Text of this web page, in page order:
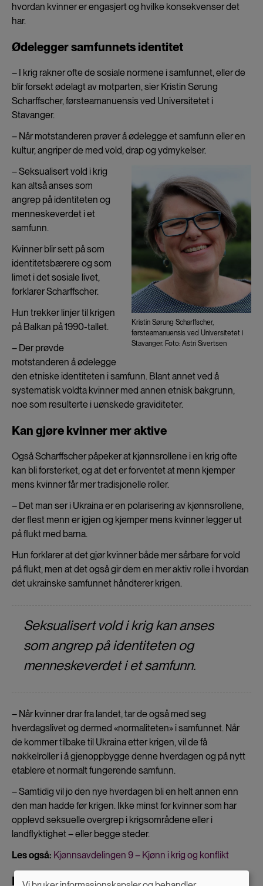
hvordan kvinner er engasjert og hvilke konsekvenser det
har.
Ødelegger samfunnets identitet
– I krig rakner ofte de sosiale normene i samfunnet, eller de
blir forsøkt ødelagt av motparten, sier Kristin Sørung
Scharffscher, førsteamanuensis ved Universitetet i
Stavanger.
– Når motstanderen prøver å ødelegge et samfunn eller en
kultur, angriper de med vold, drap og ydmykelser.
Kristin Sørung Scharffscher,
førsteamanuensis ved Universitetet i
Stavanger. Foto: Astri Sivertsen
– Seksualisert vold i krig
kan altså anses som
angrep på identiteten og
menneskeverdet i et
samfunn.
Kvinner blir sett på som
identitetsbærere og som
limet i det sosiale livet,
forklarer Scharffscher.
Hun trekker linjer til krigen
på Balkan på 1990-tallet.
– Der prøvde
motstanderen å ødelegge
den etniske identiteten i samfunn. Blant annet ved å
systematisk voldta kvinner med annen etnisk bakgrunn,
noe som resulterte i uønskede graviditeter.
Kan gjøre kvinner mer aktive
Også Scharffscher påpeker at kjønnsrollene i en krig ofte
kan bli forsterket, og at det er forventet at menn kjemper
mens kvinner får mer tradisjonelle roller.
– Det man ser i Ukraina er en polarisering av kjønnsrollene,
der flest menn er igjen og kjemper mens kvinner legger ut
på flukt med barna.
Hun forklarer at det gjør kvinner både mer sårbare for vold
på flukt, men at det også gir dem en mer aktiv rolle i hvordan
det ukrainske samfunnet håndterer krigen.
Seksualisert vold i krig kan anses
som angrep på identiteten og
menneskeverdet i et samfunn.
– Når kvinner drar fra landet, tar de også med seg
hverdagslivet og dermed «normaliteten» i samfunnet. Når
de kommer tilbake til Ukraina etter krigen, vil de få
nøkkelroller i å gjenoppbygge denne hverdagen og på nytt
etablere et normalt fungerende samfunn.
– Samtidig vil jo den nye hverdagen bli en helt annen enn
den man hadde før krigen. Ikke minst for kvinner som har
opplevd seksuelle overgrep i krigsområdene eller i
landflyktighet – eller begge steder.
Les også: Kjønnsavdelingen 9 – Kjønn i krig og konflikt
Må anta at det skjer overgrep